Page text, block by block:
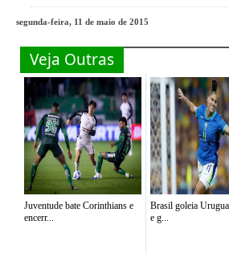
segunda-feira, 11 de maio de 2015
Veja Outras
Juventude bate Corinthians e
encerr...
Brasil goleia
e g...